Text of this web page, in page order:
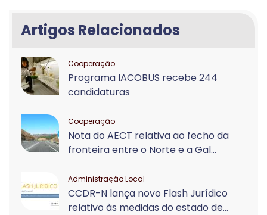
Artigos Relacionados
Cooperação
Programa IACOBUS recebe 244
candidaturas
Cooperação
Nota do AECT relativa ao fecho da
fronteira entre o Norte e a Gal...
Administração Local
CCDR-N lança novo Flash Jurídico
relativo às medidas do estado de...